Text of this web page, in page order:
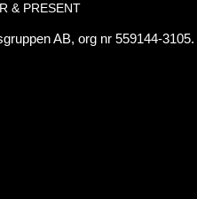
& PRESENT
AB, org nr 559144-3105.